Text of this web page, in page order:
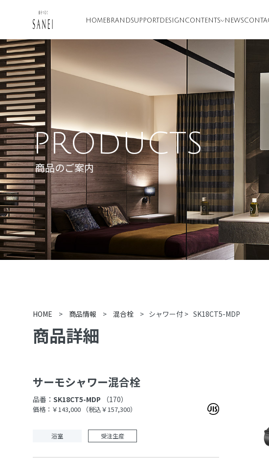
HOME BRANDSUPPORT DESIGN CONTENTS NEWS
PRODUCTS
商品のご案内
HOME > 商品情報 > 混合栓 > シャワー付 > SK18CT5-MDP
商品詳細
サーモシャワー混合栓
品番：SK18CT5-MDP （170）
価格：￥143,000 （税込￥157,300）
浴室 受注生産